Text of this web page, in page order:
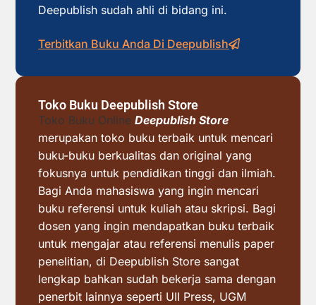
Deepublish sudah ahli di bidang ini.
Terbitkan Buku Anda Di Deepublish
Toko Buku Deepublish Store
Toko Buku Online Deepublish Store
merupakan toko buku terbaik untuk mencari
buku-buku berkualitas dan original yang
fokusnya untuk pendidikan tinggi dan ilmiah.
Bagi Anda mahasiswa yang ingin mencari
buku referensi untuk kuliah atau skripsi. Bagi
dosen yang ingin mendapatkan buku terbaik
untuk mengajar atau referensi menulis paper
penelitian, di Deepublish Store sangat
lengkap bahkan sudah bekerja sama dengan
penerbit lainnya seperti UII Press, UGM